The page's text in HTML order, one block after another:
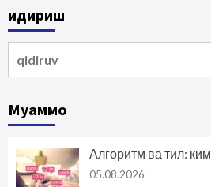
Қидириш
Муаммо
Алгоритм ва тил:
05.08.2026